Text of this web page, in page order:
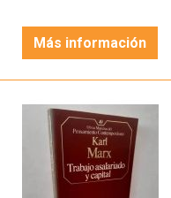
Más información